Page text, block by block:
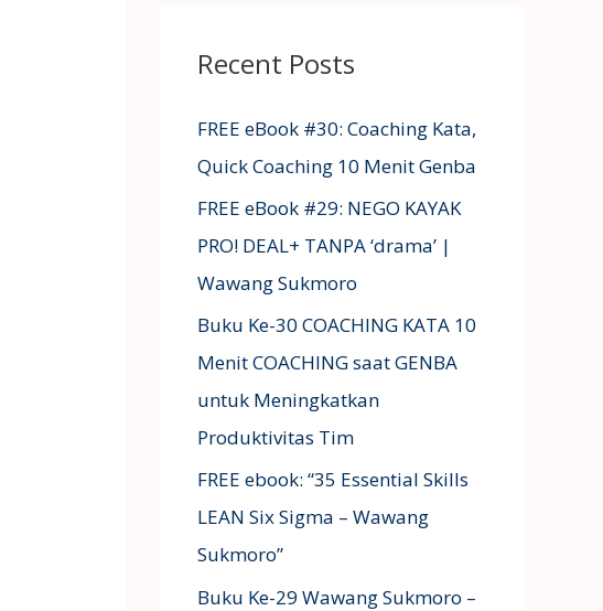
Recent Posts
FREE eBook #30: Coaching Kata,
Quick Coaching 10 Menit Genba
FREE eBook #29: NEGO KAYAK
PRO! DEAL+ TANPA ‘drama’ |
Wawang Sukmoro
Buku Ke-30 COACHING KATA 10
Menit COACHING saat GENBA
untuk Meningkatkan
Produktivitas Tim
FREE ebook: “35 Essential Skills
LEAN Six Sigma – Wawang
Sukmoro”
Buku Ke-29 Wawang Sukmoro –